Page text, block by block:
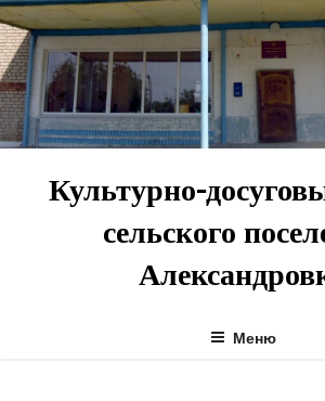
Перейти
к
содержимому
Культурно-
сельского
Меню